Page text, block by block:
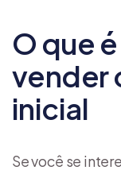
O que
vender
inicial
Se você se